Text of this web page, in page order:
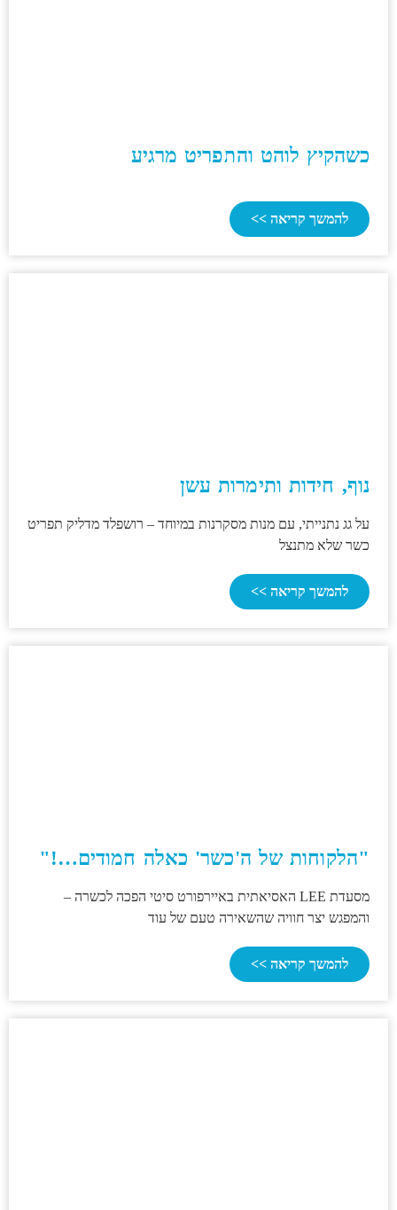
כשהקיץ לוהט והתפריט מרגיע
להמשך קריאה >>
נוף, חידות ותימרות עשן
על גג נתנייתי, עם מנות מסקרנות במיוחד – רושפלד מדליק תפריט
כשר שלא מתנצל
להמשך קריאה >>
"הלקוחות של ה'כשר' כאלה חמודים…!"
מסעדת LEE האסיאתית באיירפורט סיטי הפכה לכשרה –
והמפגש יצר חוויה שהשאירה טעם של עוד
להמשך קריאה >>